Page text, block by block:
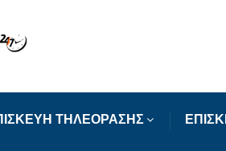
ΤΗΛΕΟΡΑΣΗΣ